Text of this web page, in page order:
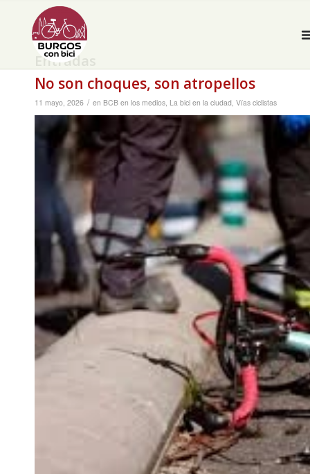
Entradas
No son choques, son atropellos
11 mayo, 2026 / en BCB en los medios, La bici en la ciudad, Vías ciclistas